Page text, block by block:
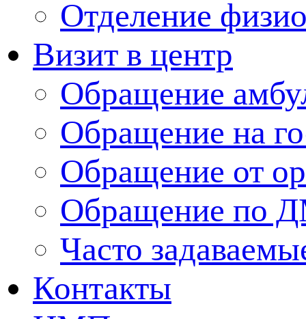
Отделение
Визит в центр
Обращение
Обращение на
Обращение от
Обращение по
Часто
Контакты